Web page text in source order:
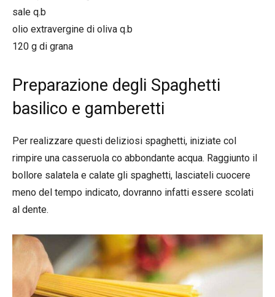
sale q.b
olio extravergine di oliva q.b
120 g di grana
Preparazione degli Spaghetti
basilico e gamberetti
Per realizzare questi deliziosi spaghetti, iniziate col
rimpire una casseruola co abbondante acqua. Raggiunto il
bollore salatela e calate gli spaghetti, lasciateli cuocere
meno del tempo indicato, dovranno infatti essere scolati
al dente.